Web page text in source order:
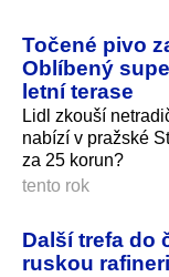
Točené pivo
Oblíbený
letní terase
Lidl zkouší
nabízí v pražské
za 25 korun?
tento rok
Další trefa do
ruskou